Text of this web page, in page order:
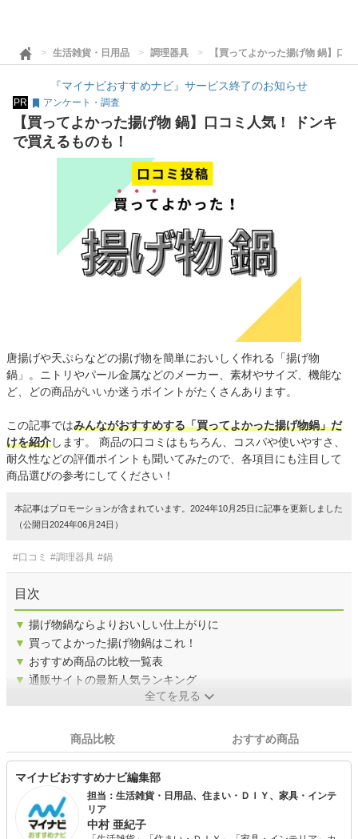
生活雑貨・日用品 調理器具 【買ってよかった揚げ物 鍋】口
『マイナビおすすめナビ』サービス終了のお知らせ
PR アンケート・調査
【買ってよかった揚げ物 鍋】口コミ人気！ ドンキ
で買えるものも！
唐揚げや天ぷらなどの揚げ物を簡単においしく作れる「揚げ物
鍋」。ニトリやパール金属などのメーカー、素材やサイズ、機能な
ど、どの商品がいいか迷うポイントがたくさんあります。
この記事ではみんながおすすめする「買ってよかった揚げ物鍋」だ
けを紹介します。 商品の口コミはもちろん、コスパや使いやすさ、
耐久性などの評価ポイントも聞いてみたので、各項目にも注目して
商品選びの参考にしてください！
本記事はプロモーションが含まれています。2024年10月25日に記事を更新しました
（公開日2024年06月24日）
#口コミ #調理器具 #鍋
目次
▼ 揚げ物鍋ならよりおいしい仕上がりに
▼ 買ってよかった揚げ物鍋はこれ！
▼ おすすめ商品の比較一覧表
▼ 通販サイトの最新人気ランキング
全てを見る
商品比較 おすすめ商品
マイナビおすすめナビ編集部
担当：生活雑貨・日用品、住まい・ＤＩＹ、家具・インテ
リア
中村 亜紀子